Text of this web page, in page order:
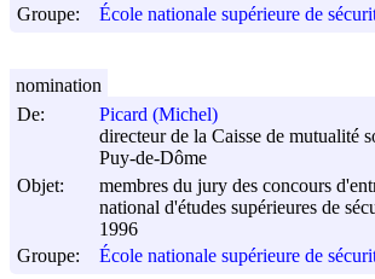
Groupe:
École nationale supérieure de
De:
Picard (Michel)
directeur de la Caisse de mutualité
Puy-de-Dôme
Objet:
membres du jury des concours
national d'études supérieures de
1996
Groupe:
École nationale supérieure de
nomination